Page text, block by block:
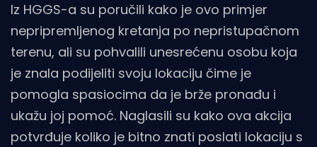
Iz HGGS-a su poručili kako je ovo primjer
nepripremljenog kretanja po nepristupačnom
terenu, ali su pohvalili unesrećenu osobu koja
je znala podijeliti svoju lokaciju čime je
pomogla spasiocima da je brže pronađu i
ukažu joj pomoć. Naglasili su kako ova akcija
potvrđuje koliko je bitno znati poslati lokaciju s